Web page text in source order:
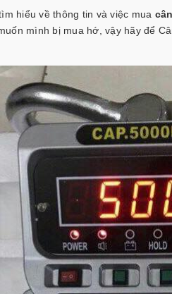
cân điện tử 5 tấn mà bạn nên
hàng kể cả trường hợp không cân
thời gian dài
dẫn đến ứng lực lớn
mạnh
nhiêu? Mua ở đâu?
hiểu về thông tin và việc mua
mình bị mua hớ, vậy hãy để